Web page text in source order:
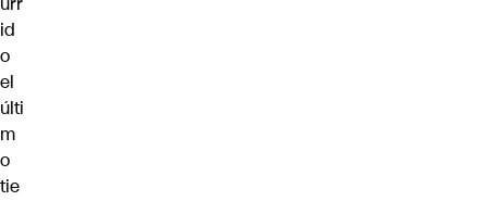
id
o
el
últi
m
o
tie